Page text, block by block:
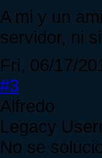
A mi y un
servidor, ni
Fri, 06/17/
#3
Alfredo
Legacy
No se